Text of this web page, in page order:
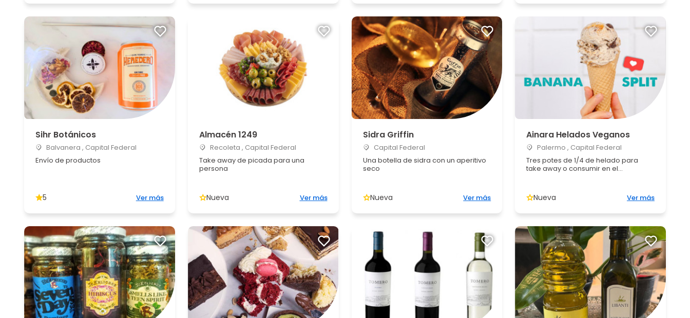
Sihr Botánicos
Balvanera , Capital Federal
Envío de productos
5 Ver más
Almacén 1249
Recoleta , Capital Federal
Take away de picada para una
persona
Nueva Ver más
Sidra Griffin
Capital Federal
Una botella de sidra con un aperitivo
seco
Nueva Ver más
Ainara Helados Veganos
Palermo , Capital Federal
Tres potes de 1/4 de helado para
take away o consumir en el...
Nueva Ver más